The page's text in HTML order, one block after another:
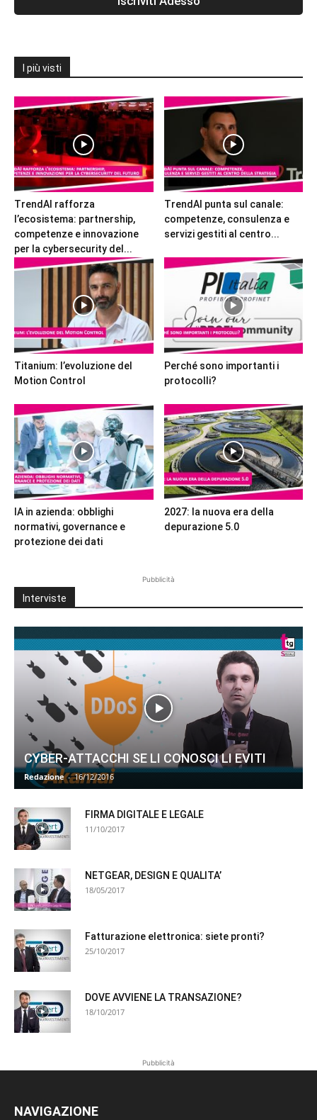
I più visti
TrendAI rafforza
l’ecosistema: partnership,
competenze e innovazione
per la cybersecurity del...
TrendAI punta sul canale:
competenze, consulenza e
servizi gestiti al centro...
Titanium: l’evoluzione del
Motion Control
Perché sono importanti i
protocolli?
IA in azienda: obblighi
normativi, governance e
protezione dei dati
2027: la nuova era della
depurazione 5.0
Pubblicità
Interviste
CYBER-ATTACCHI SE LI CONOSCI LI EVITI
Redazione - 16/12/2016
FIRMA DIGITALE E LEGALE
11/10/2017
NETGEAR, DESIGN E QUALITA’
18/05/2017
Fatturazione elettronica: siete pronti?
25/10/2017
DOVE AVVIENE LA TRANSAZIONE?
18/10/2017
Pubblicità
NAVIGAZIONE